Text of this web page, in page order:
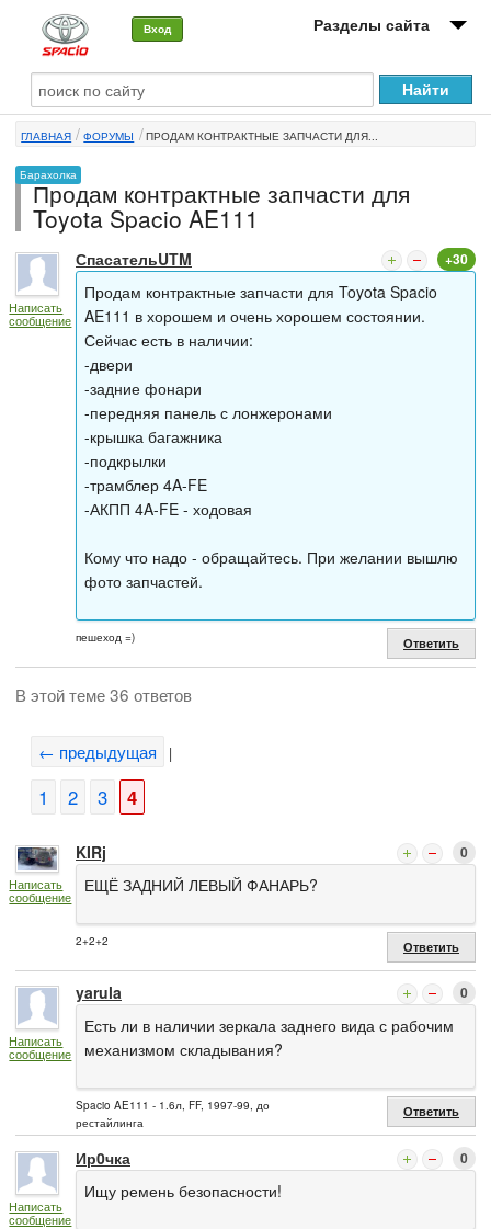
Вход Разделы сайта
О машине
Автоклуб
Форумы
Сервисы и услуги
Новости
ГЛАВНАЯ ФОРУМЫ ПРОДАМ КОНТРАКТНЫЕ ЗАПЧАСТИ ДЛЯ...
Барахолка
Продам контрактные запчасти для
Toyota Spacio AE111
Написать
сообщение
СпасательUTM +30
Продам контрактные запчасти для Toyota Spacio
AE111 в хорошем и очень хорошем состоянии.
Сейчас есть в наличии:
-двери
-задние фонари
-передняя панель с лонжеронами
-крышка багажника
-подкрылки
-трамблер 4A-FE
-АКПП 4A-FE - ходовая
Кому что надо - обращайтесь. При желании вышлю
фото запчастей.
пешеход =) Ответить
В этой теме 36 ответов
← предыдущая |
1 2 3 4
Написать
сообщение
KIRj 0
ЕЩЁ ЗАДНИЙ ЛЕВЫЙ ФАНАРЬ?
2+2+2 Ответить
Написать
сообщение
yarula 0
Есть ли в наличии зеркала заднего вида с рабочим
механизмом складывания?
Spacio AE111 - 1.6л, FF, 1997-99, до
рестайлинга
Ответить
Написать
сообщение
Ир0чка 0
Ищу ремень безопасности!